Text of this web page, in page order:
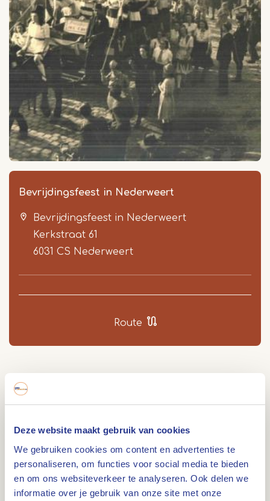
Deze website maakt gebruik van cookies
We gebruiken cookies om content en advertenties te
personaliseren, om functies voor social media te bieden
en om ons websiteverkeer te analyseren. Ook delen we
informatie over je gebruik van onze site met onze
Bevrijdingsfeest in Nederweert
Bevrijdingsfeest in Nederweert
Kerkstraat 61
6031 CS Nederweert
Route
Tijdens de intocht van de Amerikanen en de
bevrijdingsfeest los.
Verlost van de oorlog
Eindelijk verlost van het gehate Duitse juk en het
oorlogsgeweld; eindelijk weer vrij kunnen